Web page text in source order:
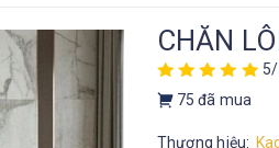
CHĂN
75 đã mua
Thương hiệu: